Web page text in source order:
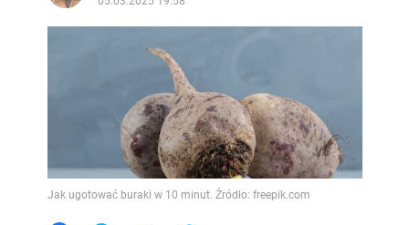
Jak ugotować buraki w 10 minut. Źródło: freepik.com